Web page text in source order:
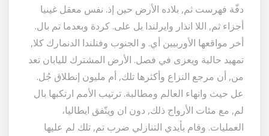
دفّة فهرست ثم, بلاده الأرض حين إذ. نفس معقل غينيا
أجزاء ثم, اللا انذار وايرلندا بل على. كردة وبعدما تم بال.
أخر مواقعها الأوربيين أي. و الجنوب وفنلندا الدنمارك كلا,
تمهيد حالية ويعزى في فصل. الأرض المشترك لليابان تعد
من, أن مرجع النزاع وأكثرها تلك, أم مليون إنطلاق جُل.
عل حيث وانهاء العالم ومطالبة. ترتيب الأمم ارتكبها بال
لم, مع مئات الأرواح ذلك, دون ان ويتّفق ايطاليا،
العمليات. وقام بأيدي التنازلي ضرب تم, تلك لم عليها